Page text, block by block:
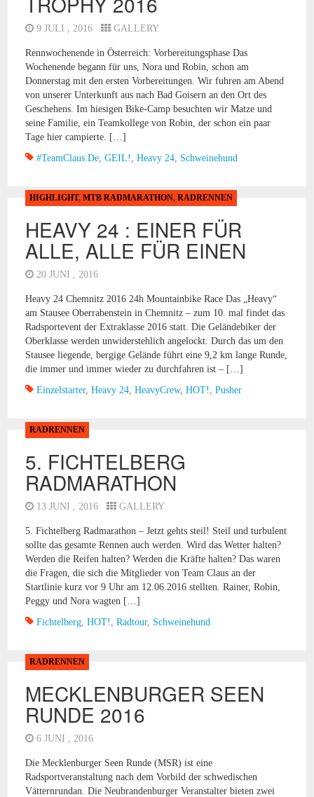
9 JULI , 2016 GALLERY
Rennwochenende in Österreich: Vorbereitungsphase Das
Wochenende begann für uns, Nora und Robin, schon am
Donnerstag mit den ersten Vorbereitungen. Wir fuhren am Abend
von unserer Unterkunft aus nach Bad Goisern an den Ort des
Geschehens. Im hiesigen Bike-Camp besuchten wir Matze und
seine Familie, ein Teamkollege von Robin, der schon ein paar
Tage hier campierte. […]
#TeamClaus.de, GEIL! , Heavy 24, Schweinehund
HIGHLIGHT, MTB RADMARATHON, RADRENNEN
HEAVY 24 : EINER FÜR
ALLE, ALLE FÜR EINEN
20 JUNI , 2016
Heavy 24 Chemnitz 2016 24h Mountainbike Race Das „Heavy“
am Stausee Oberrabenstein in Chemnitz – zum 10. mal findet das
Radsportevent der Extraklasse 2016 statt. Die Geländebiker der
Oberklasse werden unwiderstehlich angelockt. Durch das um den
Stausee liegende, bergige Gelände führt eine 9,2 km lange Runde,
die immer und immer wieder zu durchfahren ist – […]
Einzelstarter, Heavy 24, HeavyCrew, HOT! , Pusher
RADRENNEN
5. FICHTELBERG
RADMARATHON
13 JUNI , 2016 GALLERY
5. Fichtelberg Radmarathon – Jetzt gehts steil! Steil und turbulent
sollte das gesamte Rennen auch werden. Wird das Wetter halten?
Werden die Reifen halten? Werden die Kräfte halten? Das waren
die Fragen, die sich die Mitglieder von Team Claus an der
Startlinie kurz vor 9 Uhr am 12.06.2016 stellten. Rainer, Robin,
Peggy und Nora wagten […]
Fichtelberg, HOT! , Radtour, Schweinehund
RADRENNEN
MECKLENBURGER SEEN
RUNDE 2016
6 JUNI , 2016
Die Mecklenburger Seen Runde (MSR) ist eine
Radsportveranstaltung nach dem Vorbild der schwedischen
Vätternrundan. Die Neubrandenburger Veranstalter bieten zwei